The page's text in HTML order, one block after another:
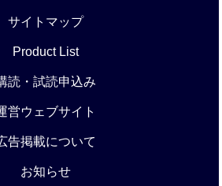
サイトマップ
Product List
読・試読申込み
営ウェブサイト
告掲載について
お知らせ